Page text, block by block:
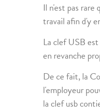
Il n'est pas
travail afin d'y
La clef USB
en revanche
De ce fait, la
l'employeur
la clef usb